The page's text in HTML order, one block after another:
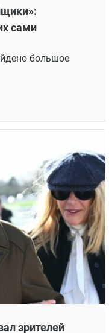
сами
большое
зрителей